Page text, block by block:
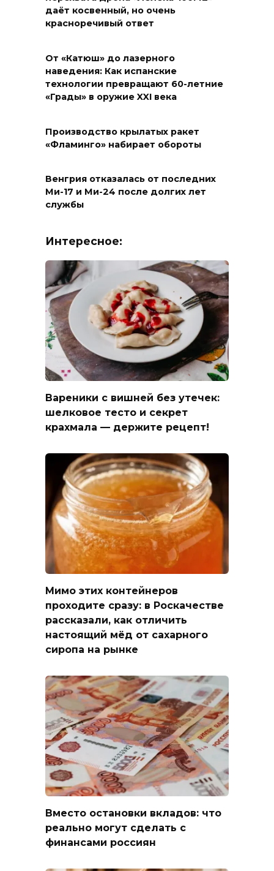
даёт косвенный, но очень
красноречивый ответ
От «Катюш» до лазерного
наведения: Как испанские
технологии превращают 60-летние
«Грады» в оружие XXI века
Производство крылатых ракет
«Фламинго» набирает обороты
Венгрия отказалась от последних
Ми-17 и Ми-24 после долгих лет
службы
Интересное:
Вареники с вишней без утечек:
шелковое тесто и секрет
крахмала — держите рецепт!
Мимо этих контейнеров
проходите сразу: в Роскачестве
рассказали, как отличить
настоящий мёд от сахарного
сиропа на рынке
Вместо остановки вкладов: что
реально могут сделать с
финансами россиян